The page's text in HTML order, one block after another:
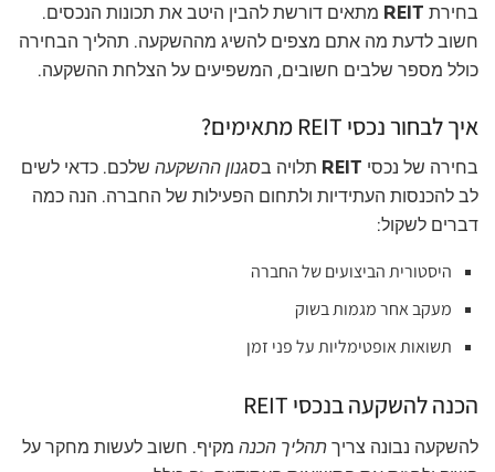
בחירת REIT מתאים דורשת להבין היטב את תכונות הנכסים.
חשוב לדעת מה אתם מצפים להשיג מההשקעה. תהליך הבחירה
כולל מספר שלבים חשובים, המשפיעים על הצלחת ההשקעה.
איך לבחור נכסי REIT מתאימים?
בחירה של נכסי REIT תלויה בסגנון ההשקעה שלכם. כדאי לשים
לב להכנסות העתידיות ולתחום הפעילות של החברה. הנה כמה
דברים לשקול:
היסטורית הביצועים של החברה
מעקב אחר מגמות בשוק
תשואות אופטימליות על פני זמן
הכנה להשקעה בנכסי REIT
להשקעה נבונה צריךתהליך הכנה מקיף. חשוב לעשות מחקר על